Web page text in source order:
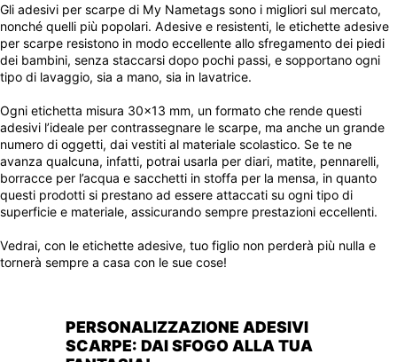
Gli adesivi per scarpe di My Nametags sono i migliori sul mercato,
nonché quelli più popolari. Adesive e resistenti, le etichette adesive
per scarpe resistono in modo eccellente allo sfregamento dei piedi
dei bambini, senza staccarsi dopo pochi passi, e sopportano ogni
tipo di lavaggio, sia a mano, sia in lavatrice.
Ogni etichetta misura 30x13 mm, un formato che rende questi
adesivi l’ideale per contrassegnare le scarpe, ma anche un grande
numero di oggetti, dai vestiti al materiale scolastico. Se te ne
avanza qualcuna, infatti, potrai usarla per diari, matite, pennarelli,
borracce per l’acqua e sacchetti in stoffa per la mensa, in quanto
questi prodotti si prestano ad essere attaccati su ogni tipo di
superficie e materiale, assicurando sempre prestazioni eccellenti.
Vedrai, con le etichette adesive, tuo figlio non perderà più nulla e
tornerà sempre a casa con le sue cose!
PERSONALIZZAZIONE ADESIVI
SCARPE: DAI SFOGO ALLA TUA